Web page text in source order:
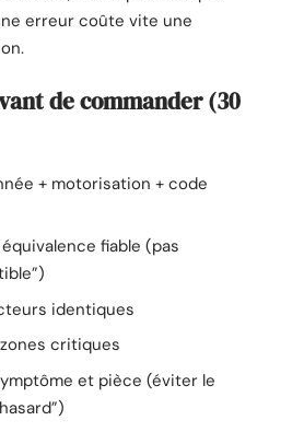
erreur coûte vite une
de commander (30
+ motorisation + code
fiable (pas
identiques
critiques
et pièce (éviter le